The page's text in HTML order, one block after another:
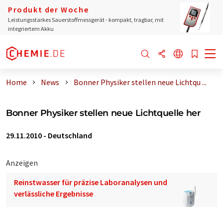
Produkt der Woche
Leistungsstarkes Sauerstoffmessgerät - kompakt, tragbar, mit
integriertem Akku
Home News Bonner Physiker stellen neue Lichtqu ...
Bonner Physiker stellen neue Lichtquelle her
29.11.2010 - Deutschland
Anzeigen
Reinstwasser für präzise Laboranalysen und
verlässliche Ergebnisse